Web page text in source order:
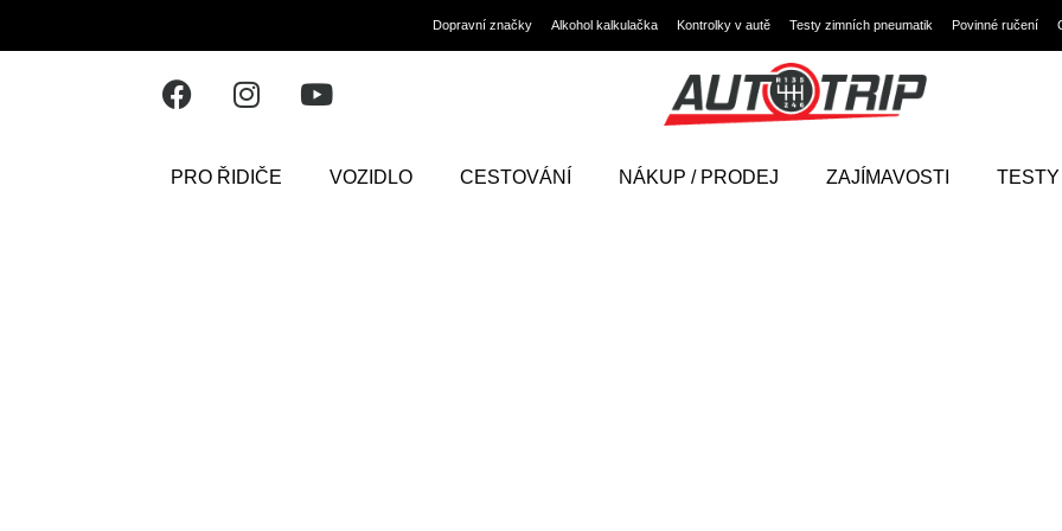
Dopravní značky Alkohol kalkulačka Kontrolky v autě Testy zimních pneumatik Povinné ručení
PRO ŘIDIČE VOZIDLO CESTOVÁNÍ NÁKUP / PRODEJ ZAJÍMAVOSTI TESTY